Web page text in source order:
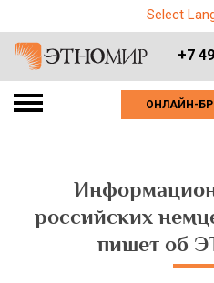
Select
+7
ОНЛАЙН-
российских
пишет об